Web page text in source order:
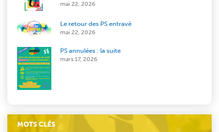
mai 22, 2026
Le retour des PS entravé
mai 22, 2026
PS annulées : la suite
mars 17, 2026
MOTS CLÉS